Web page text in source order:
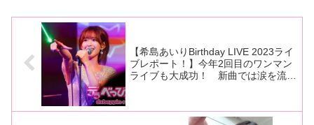
んゆのちゃんごきげんナ・イ・
出演はNAX所属女優のNiaちゃ
【希島あいりBirthday LIVE 2023ライ
ブレポート！】今年2回目のワンマン
ライブも大成功！ 新曲では涙を流し
に！